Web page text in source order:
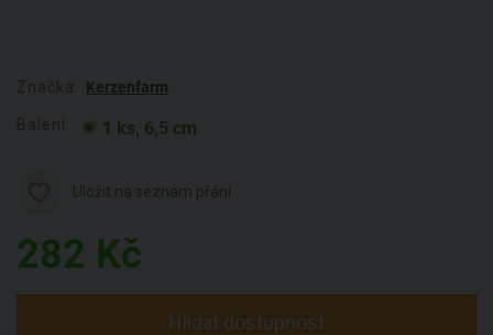
Kerzenfarm
1 ks, 6,5 cm
282 Kč
Hlídat dostupnost